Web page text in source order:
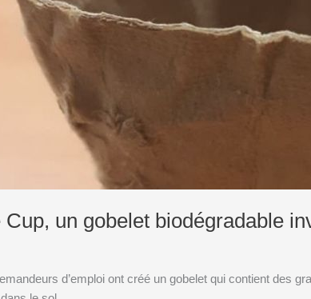
Cup, un gobelet biodégradable
d’emploi ont créé un gobelet qui contient des